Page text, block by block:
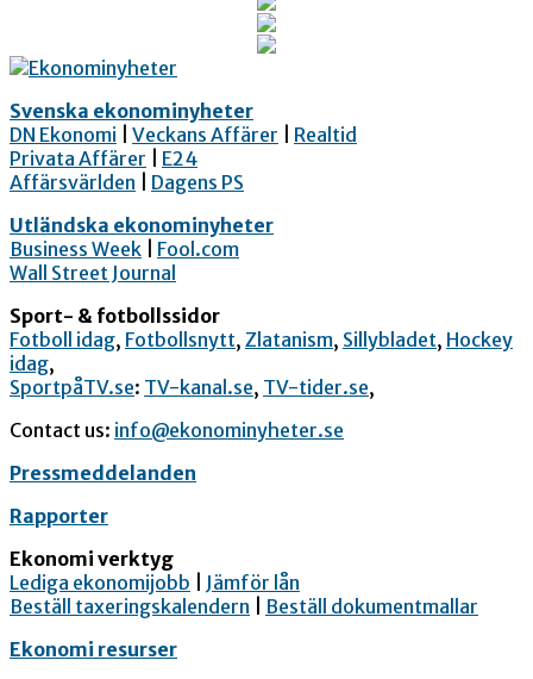
Svenska ekonominyheter
DN Ekonomi
Veckans Affärer
Realtid
Privata Affärer
E24
Affärsvärlden
Dagens PS
Utländska ekonominyheter
Business Week
Fool.com
Wall Street Journal
Sport- & fotbollssidor
Fotboll idag, Fotbollsnytt, Zlatanism, Sillybladet, Hockey
idag,
SportpåTV.se: TV-kanal.se, TV-tider.se,
Contact us: info@ekonominyheter.se
Pressmeddelanden
Rapporter
Ekonomi verktyg
Lediga ekonomijobb
Jämför lån
Beställ taxeringskalendern
Beställ dokumentmallar
Ekonomi resurser